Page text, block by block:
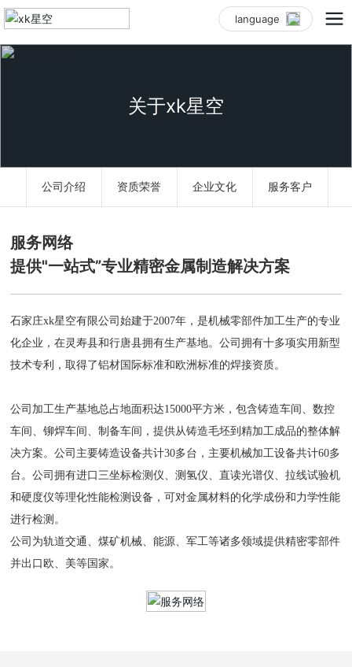
language
关于xk星空
公司介绍 资质荣誉 企业文化 服务客户
服务网络
提供"一站式”专业精密金属制造解决方案
石家庄xk星空有限公司始建于2007年，是机械零部件加工生产的专业
化企业，在灵寿县和行唐县拥有生产基地。公司拥有十多项实用新型
技术专利，取得了铝材国际标准和欧洲标准的焊接资质。
公司加工生产基地总占地面积达15000平方米，包含铸造车间、数控
车间、铆焊车间、制备车间，提供从铸造毛坯到精加工成品的整体解
决方案。公司主要铸造设备共计30多台，主要机械加工设备共计60多
台。公司拥有进口三坐标检测仪、测氢仪、直读光谱仪、拉线试验机
和硬度仪等理化性能检测设备，可对金属材料的化学成份和力学性能
进行检测。
公司为轨道交通、煤矿机械、能源、军工等诸多领域提供精密零部件
并出口欧、美等国家。